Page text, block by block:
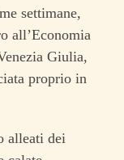
settimane,
all’Economia
Giulia,
proprio in
alleati dei